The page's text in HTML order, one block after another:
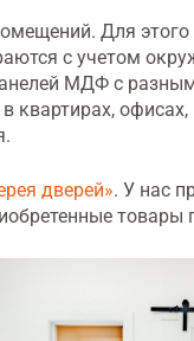
Для
с учетом
МДФ с
дверей». У нас
товары